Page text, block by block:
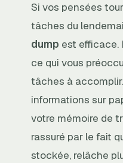
Si vos pensées
tâches du
dump est efficace.
ce qui vous
tâches à
informations sur
votre mémoire de
rassuré par le fait
stockée, relâche